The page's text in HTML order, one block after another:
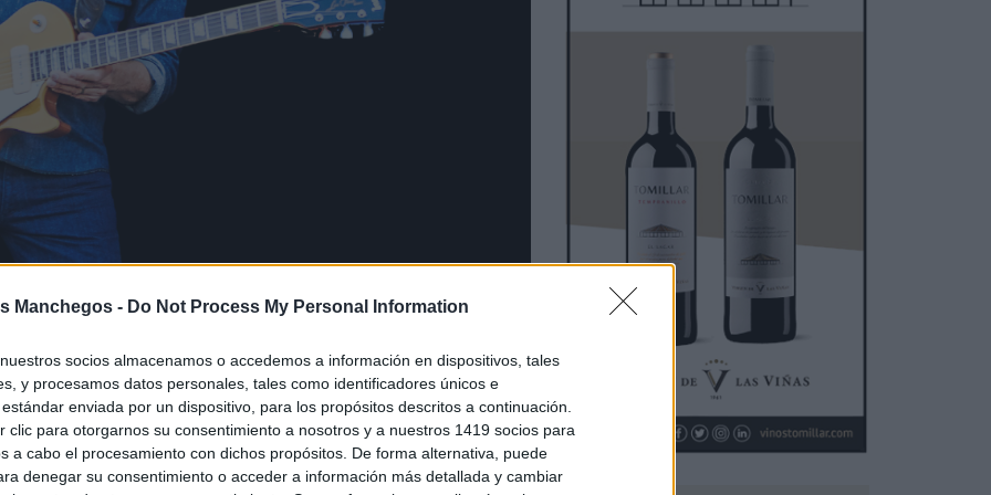
Manchegos - Do Not Process My Personal Information
socios almacenamos o accedemos a información en dispositivos, tales
y procesamos datos personales, tales como identificadores únicos e
enviada por un dispositivo, para los propósitos descritos a continuación.
clic para otorgarnos su consentimiento a nosotros y a nuestros 1419 socios para
a cabo el procesamiento con dichos propósitos. De forma alternativa, puede
denegar su consentimiento o acceder a información más detallada y cambiar
con grandes estrellas como John Fogerty, Manic Street Preachers o The
su 23ª ediciónlos días 19, 20 y 21 de junio en
rock & roll se congregarán artistas de primer nivel entre los
única en España y con todos los clásicos de su repertorio,